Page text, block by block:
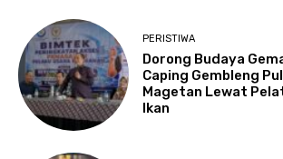
PERISTIWA
Dorong Budaya
Caping Gembleng
Magetan Lewat
Ikan